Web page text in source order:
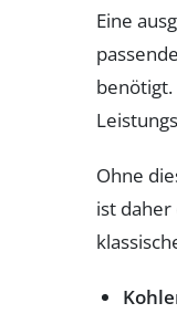
Eine
Ohne
ist daher